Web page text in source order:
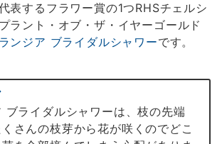
表するフラワー賞の1つRHSチェルシ
ラント・オブ・ザ・イヤーゴールド
ンジア ブライダルシャワーです。
ブライダルシャワーは、枝の先端
さんの枝芽から花が咲くのでどこ